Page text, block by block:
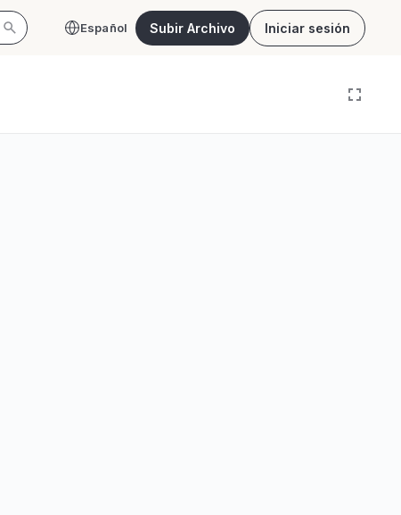
Español Subir Archivo Iniciar sesión